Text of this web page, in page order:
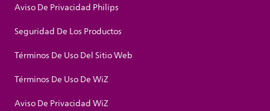
Aviso De Privacidad Philips
Seguridad De Los Productos
Términos De Uso Del Sitio Web
Términos De Uso De WiZ
Aviso De Privacidad WiZ